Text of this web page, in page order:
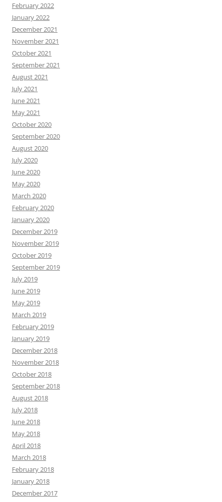
February 2022
January 2022
December 2021
November 2021
October 2021
September 2021
August 2021
July 2021
June 2021
May 2021
October 2020
September 2020
August 2020
July 2020
June 2020
May 2020
March 2020
February 2020
January 2020
December 2019
November 2019
October 2019
September 2019
July 2019
June 2019
May 2019
March 2019
February 2019
January 2019
December 2018
November 2018
October 2018
September 2018
August 2018
July 2018
June 2018
May 2018
April 2018
March 2018
February 2018
January 2018
December 2017